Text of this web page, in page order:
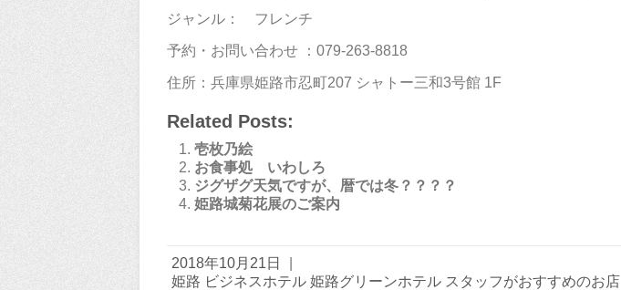
ジャンル： フレンチ
予約・お問い合わせ ：079-263-8818
住所：兵庫県姫路市忍町207 シャトー三和3号館 1F
Related Posts:
壱枚乃絵
お食事処 いわしろ
ジグザグ天気ですが、暦では冬？？？？
姫路城菊花展のご案内
2018年10月21日
姫路 ビジネスホテル 姫路グリーンホテル スタッフがおすすめのお店